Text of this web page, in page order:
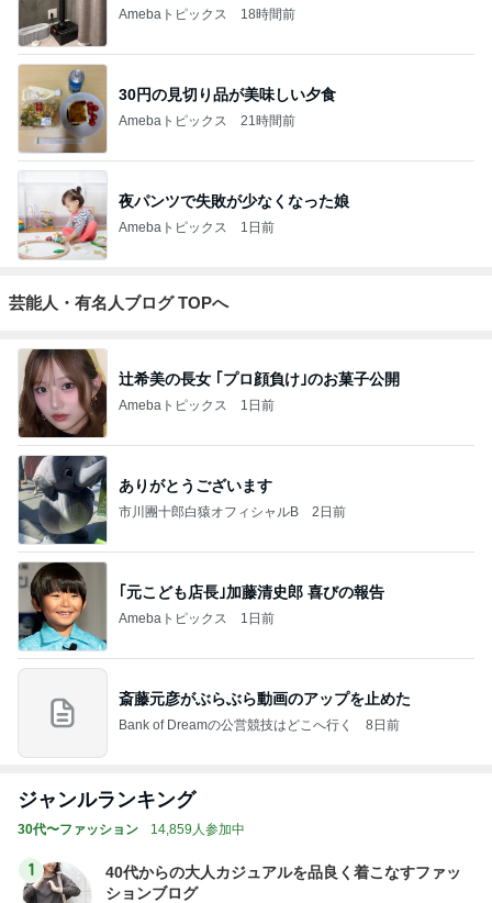
Amebaトピックス 18時間前
30円の見切り品が美味しい夕食
Amebaトピックス 21時間前
夜パンツで失敗が少なくなった娘
Amebaトピックス 1日前
芸能人・有名人ブログ TOPへ
辻希美の長女 ｢プロ顔負け｣のお菓子公開
Amebaトピックス 1日前
ありがとうございます
市川團十郎白猿オフィシャルB 2日前
｢元こども店長｣加藤清史郎 喜びの報告
Amebaトピックス 1日前
斎藤元彦がぶらぶら動画のアップを止めた
Bank of Dreamの公営競技はどこへ行く 8日前
ジャンルランキング
30代〜ファッション 14,859人参加中
1
40代からの大人カジュアルを品良く着こなすファッ
ションブログ